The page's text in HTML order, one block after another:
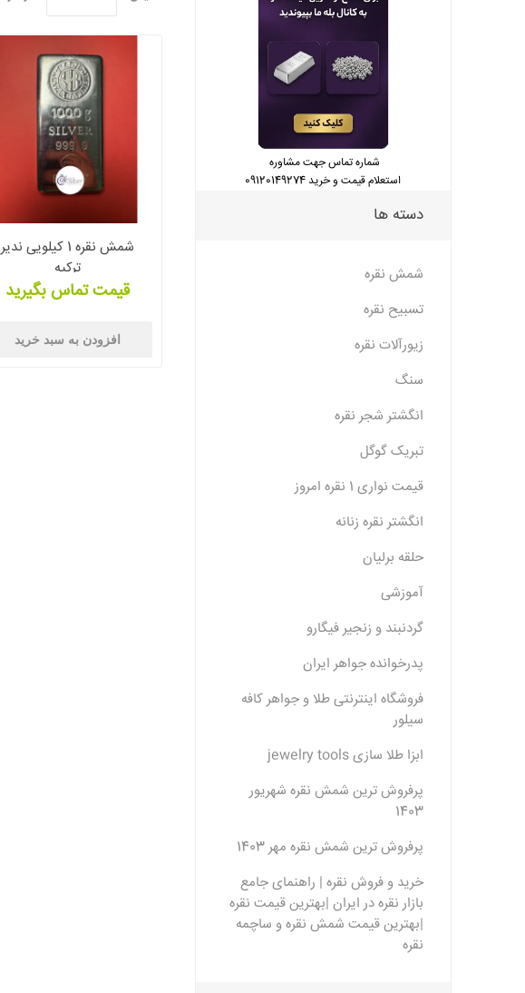
شمش نقره 1 کیلویی ندیر
ترکیه
قیمت تماس بگیرید
افزودن به سبد خرید
شماره تماس جهت مشاوره
استعلام قیمت و خرید 09120149274
دسته ها
شمش نقره
تسبیح نقره
زیورآلات نقره
سنگ
انگشتر شجر نقره
تبریک گوگل
قیمت نواری 1 نقره امروز
انگشتر نقره زنانه
حلقه برلیان
آموزشی
گردنبند و زنجیر فیگارو
پدرخوانده جواهر ایران
فروشگاه اینترنتی طلا و جواهر کافه
سیلور
ابزا طلا سازی jewelry tools
پرفروش ترین شمش نقره شهریور
1403
پرفروش ترین شمش نقره مهر 1403
خرید و فروش نقره | راهنمای جامع
بازار نقره در ایران |بهترین قیمت نقره
|بهترین قیمت شمش نقره و ساچمه
نقره